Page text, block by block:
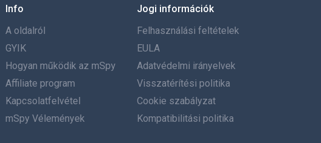
Español
Português
Italiano
Info
A oldalról
GYIK
Hogyan működik az mSpy
Affiliate program
Kapcsolatfelvétel
mSpy Vélemények
Jogi információk
Felhasználási feltételek
EULA
Adatvédelmi irányelvek
Visszatérítési politika
Cookie szabályzat
Kompatibilitási politika